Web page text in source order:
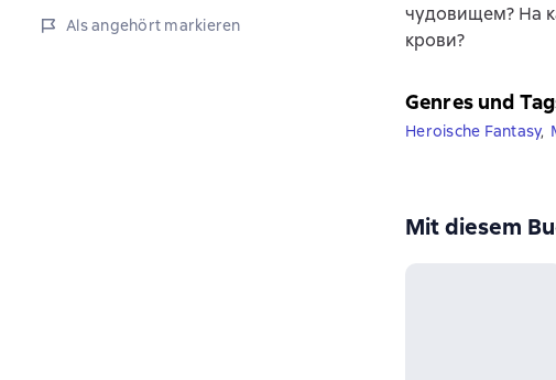
Als angehört markieren
чудовищем? На
крови?
Genres und
Heroische Fantasy,
Mit diesem